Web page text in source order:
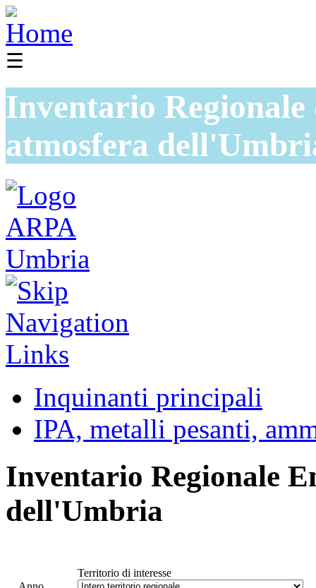
☰
Inventario
atmosfera
Inquinanti principali
IPA, metalli pesanti,
Inventario Regionale
dell'Umbria
Territorio di interesse